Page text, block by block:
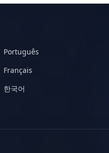
Português
Français
한국어